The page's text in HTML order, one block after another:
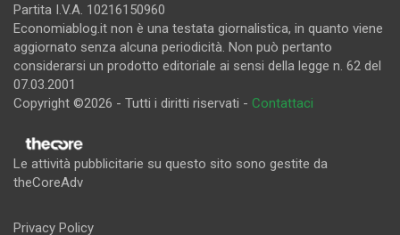
Partita I.V.A. 10216150960
Economiablog.it non è una testata giornalistica, in quanto viene
aggiornato senza alcuna periodicità. Non può pertanto
considerarsi un prodotto editoriale ai sensi della legge n. 62 del
07.03.2001
Copyright ©2026 - Tutti i diritti riservati - Contattaci
Le attività pubblicitarie su questo sito sono gestite da
theCoreAdv
Privacy Policy